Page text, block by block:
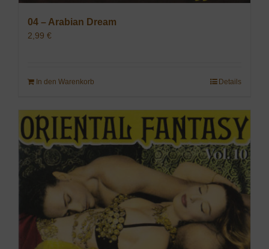
04 – Arabian Dream
2,99 €
In den Warenkorb Details